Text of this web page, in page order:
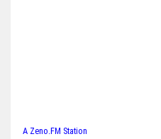
A Zeno.FM Station